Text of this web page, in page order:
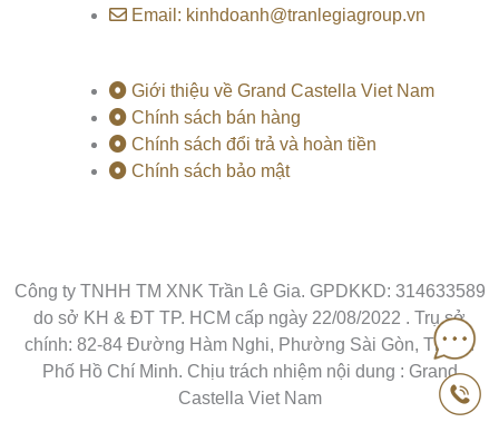
Email: kinhdoanh@tranlegiagroup.vn
Giới thiệu về Grand Castella Viet Nam
Chính sách bán hàng
Chính sách đổi trả và hoàn tiền
Chính sách bảo mật
Công ty TNHH TM XNK Trần Lê Gia. GPDKKD: 314633589
do sở KH & ĐT TP. HCM cấp ngày 22/08/2022 . Trụ sở
chính: 82-84 Đường Hàm Nghi, Phường Sài Gòn, Thành
Phố Hồ Chí Minh. Chịu trách nhiệm nội dung : Grand
Castella Viet Nam